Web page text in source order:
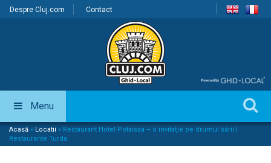
Despre Cluj.com Contact
Menu
Acasă » Locatii » Restaurant Hotel Potaissa – o invitație pe drumul sării |
Restaurante Turda